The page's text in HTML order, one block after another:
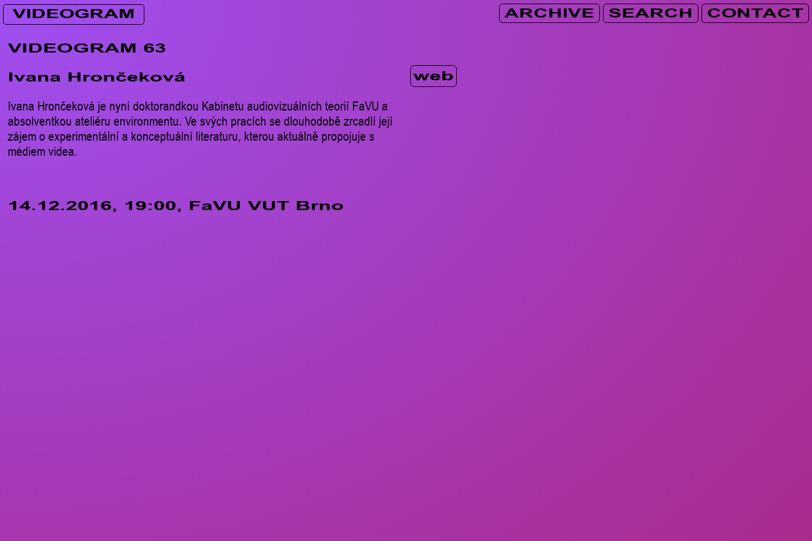
VIDEOGRAM 63
Ivana Hrončeková
Ivana Hrončeková je nyní doktorandkou Kabinetu audiovizuálních teorií FaVU a
absolventkou ateliéru environmentu. Ve svých pracích se dlouhodobě zrcadlí její
zájem o experimentální a konceptuální literaturu, kterou aktuálně propojuje s
médiem videa.
14.12.2016, 19:00, FaVU VUT Brno
web
VIDEOGRAM ARCHIVE SEARCH CONTACT